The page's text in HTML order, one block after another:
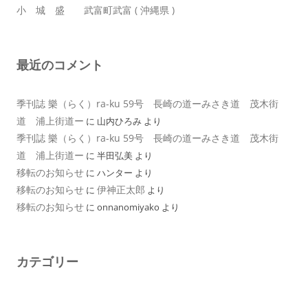
小 城 盛 武富町武富 ( 沖縄県 )
最近のコメント
季刊誌 樂（らく）ra-ku 59号 長崎の道ーみさき道 茂木街
道 浦上街道ー に 山内ひろみ より
季刊誌 樂（らく）ra-ku 59号 長崎の道ーみさき道 茂木街
道 浦上街道ー に 半田弘美 より
移転のお知らせ に ハンター より
移転のお知らせ に 伊神正太郎 より
移転のお知らせ に onnanomiyako より
カテゴリー